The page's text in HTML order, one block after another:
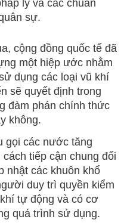
lý và các chuẩn
sự.
cộng đồng quốc tế đã
một hiệp ước nhằm
dụng các loại vũ khí
sẽ quyết định trong
đàm phán chính thức
không.
gọi các nước tăng
tiếp cận chung đối
nhật các khuôn khổ
duy trì quyền kiểm
tự động và có cơ
quá trình sử dụng.